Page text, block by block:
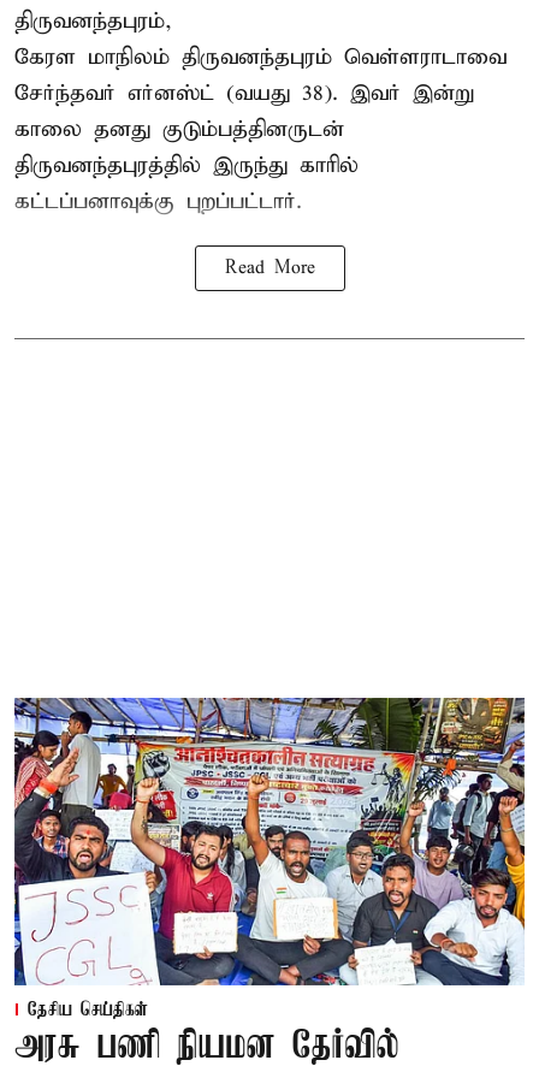
திருவனந்தபுரம்,
கேரள மாநிலம் திருவனந்தபுரம் வெள்ளராடாவை
சேர்ந்தவர் எர்னஸ்ட் (வயது 38). இவர் இன்று
காலை தனது குடும்பத்தினருடன்
திருவனந்தபுரத்தில் இருந்து காரில்
கட்டப்பனாவுக்கு புறப்பட்டார்.
Read More
தேசிய செய்திகள்
அரசு பணி நியமன தேர்வில்